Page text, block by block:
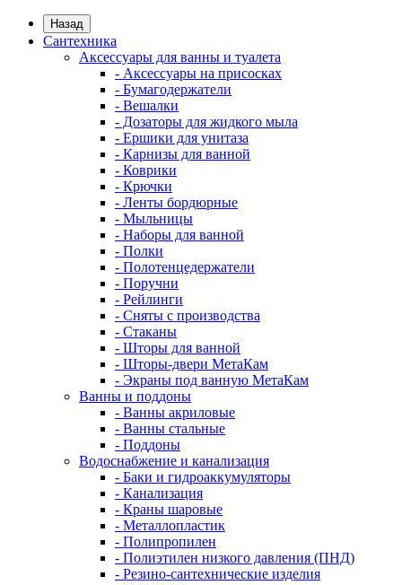
Назад
Сантехника
Аксессуары для ванны и туалета
- Аксессуары на присосках
- Бумагодержатели
- Вешалки
- Дозаторы для жидкого мыла
- Ершики для унитаза
- Карнизы для ванной
- Коврики
- Крючки
- Ленты бордюрные
- Мыльницы
- Наборы для ванной
- Полки
- Полотенцедержатели
- Поручни
- Рейлинги
- Сняты с производства
- Стаканы
- Шторы для ванной
- Шторы-двери МетаКам
- Экраны под ванную МетаКам
Ванны и поддоны
- Ванны акриловые
- Ванны стальные
- Поддоны
Водоснабжение и канализация
- Баки и гидроаккумуляторы
- Канализация
- Краны шаровые
- Металлопластик
- Полипропилен
- Полиэтилен низкого давления (ПНД)
- Резино-сантехнические изделия